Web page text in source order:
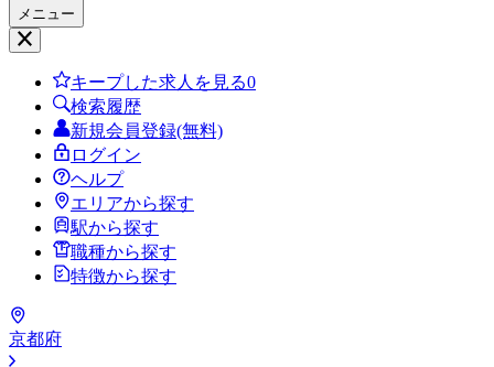
メニュー
キープした求人を見る0
検索履歴
新規会員登録(無料)
ログイン
ヘルプ
エリアから探す
駅から探す
職種から探す
特徴から探す
京都府